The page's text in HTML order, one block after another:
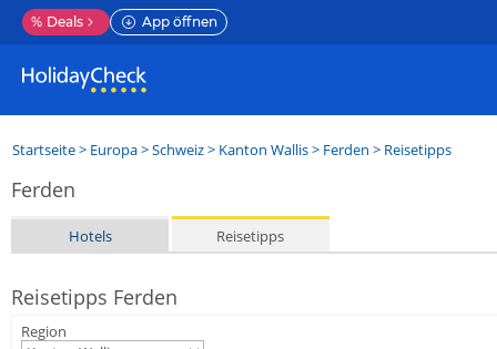
% Deals App öffnen
Startseite> Europa>Schweiz> Kanton Wallis> Ferden > Reisetipps
Ferden
Hotels Reisetipps
Reisetipps Ferden
Region